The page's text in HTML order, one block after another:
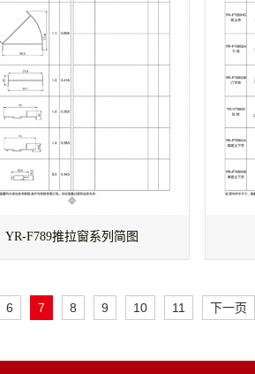
YR-F789推拉窗系列简图
6 7 8 9 10 11 下一页